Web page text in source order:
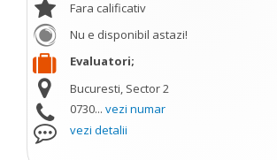
Fara calificativ
Nu e disponibil astazi!
Evaluatori;
Bucuresti, Sector 2
0730... vezi numar
vezi detalii